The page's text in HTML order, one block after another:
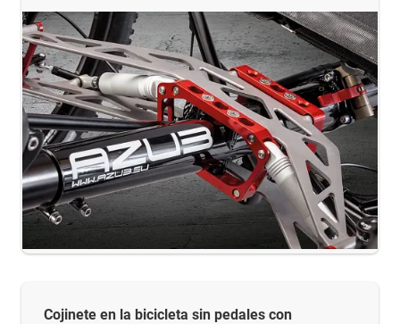
Cojinete en la bicicleta sin pedales con